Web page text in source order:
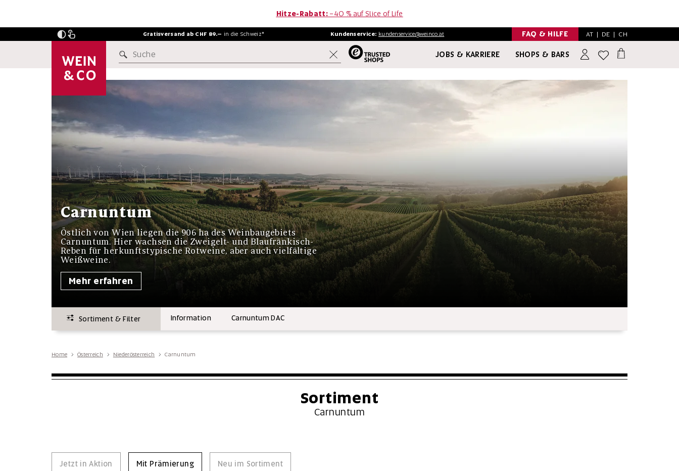
Hitze-Rabatt: −40 % auf Slice of Life
Gratisversand ab CHF 89.– in die Schweiz* Kundenservice: kundenservice@weinco.at FAQ & HILFE AT | DE | CH
Suche JOBS & KARRIERE SHOPS & BARS
INSIDERSTOFF WEINE FINE WINE AKTIONEN INSPIRATION NO & LOW ALCOHOL
Carnuntum
Östlich von Wien liegen die 906 ha des Weinbaugebiets
Carnuntum. Hier wachsen die Zweigelt- und Blaufränkisch-
Reben für herkunftstypische Rotweine, aber auch vielfältige
Weißweine.
Mehr erfahren
Sortiment & Filter Information Carnuntum DAC
Home Österreich Niederösterreich Carnuntum
Sortiment
Carnuntum
Jetzt in Aktion Mit Prämierung Neu im Sortiment